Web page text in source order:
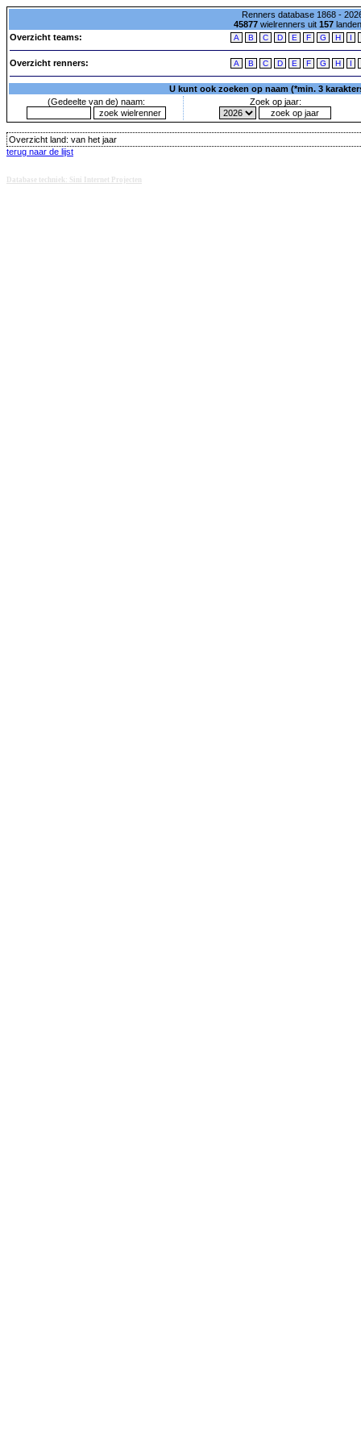
Renners database 1868 -
45877wielrenners uit 157
Overzicht teams:
A B C D E F G H I
Overzicht renners: A B C D E F G H I
U kunt ook zoeken op naam (*min. 3
(Gedeelte van de) naam:
Zoek op jaar:
Overzicht land: van het jaar
terug naar de lijst
Database techniek: Sini Internet Projecten